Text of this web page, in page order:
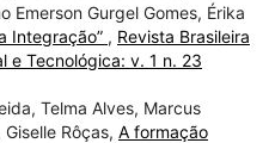
Emerson Gurgel Gomes, Érika
Integração” , Revista Brasileira
e Tecnológica: v. 1 n. 23
Telma Alves, Marcus
Rôças, A formação